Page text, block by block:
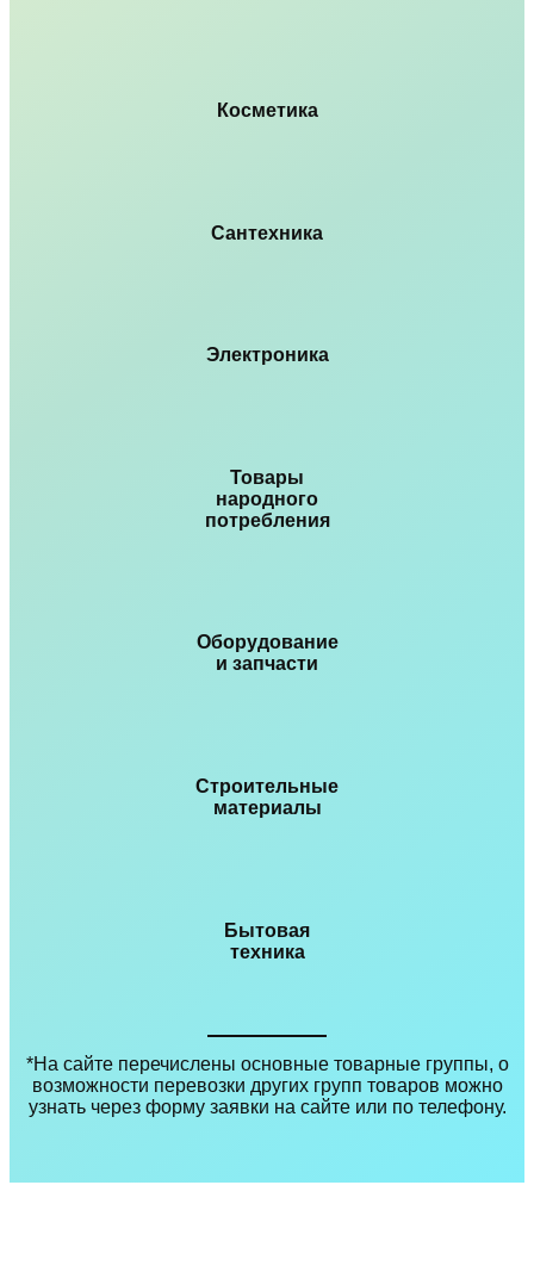
Косметика
Сантехника
Электроника
Товары
народного
потребления
Оборудование
и запчасти
Строительные
материалы
Бытовая
техника
*На сайте перечислены основные товарные группы, о
возможности перевозки других групп товаров можно
узнать через форму заявки на сайте или по телефону.